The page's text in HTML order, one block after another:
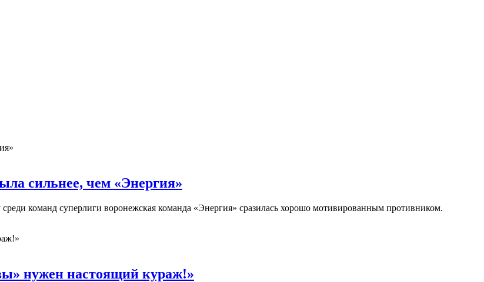
сильнее, чем «Энергия»
команд суперлиги воронежская команда «Энергия» сразилась хорошо мотивированным противником.
нужен настоящий кураж!»